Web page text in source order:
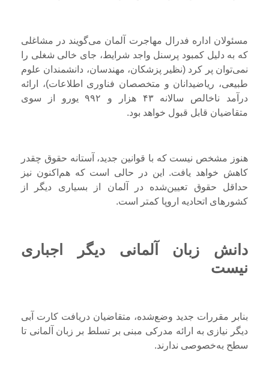
مسئولان اداره فدرال مهاجرت آلمان می‌گویند در مشاغلی
که به دلیل کمبود پرسنل واجد شرایط، جای خالی شغلی را
نمی‌توان پر کرد (نظیر پزشکان، مهندسان، دانشمندان علوم
طبیعی، ریاضیدانان و متخصصان فناوری اطلاعات)، ارائه
درآمد ناخالص سالانه ۴۳ هزار و ۹۹۲ یورو از سوی
متقاضیان قابل قبول خواهد بود.
هنوز مشخص نیست که با قوانین جدید، آستانه حقوق چقدر
کاهش خواهد یافت. این در حالی است که هم‌اکنون نیز
حداقل حقوق تعیین‌شده در آلمان از بسیاری دیگر از
کشورهای اتحادیه اروپا کمتر است.
دانش زبان آلمانی دیگر اجباری
نیست
بنابر مقررات جدید وضع‌شده، متقاضیان دریافت کارت آبی
دیگر نیازی به ارائه مدرکی مبنی بر تسلط بر زبان آلمانی تا
سطح به‌خصوصی ندارند.